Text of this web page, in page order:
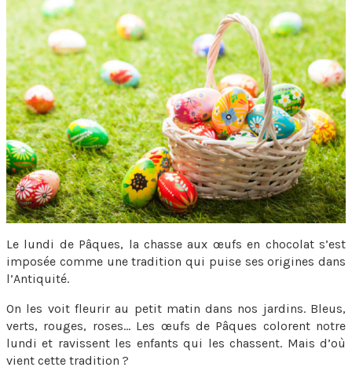
Le lundi de Pâques, la chasse aux œufs en chocolat s’est
imposée comme une tradition qui puise ses origines dans
l’Antiquité.
On les voit fleurir au petit matin dans nos jardins. Bleus,
verts, rouges, roses… Les œufs de Pâques colorent notre
lundi et ravissent les enfants qui les chassent. Mais d’où
vient cette tradition ?